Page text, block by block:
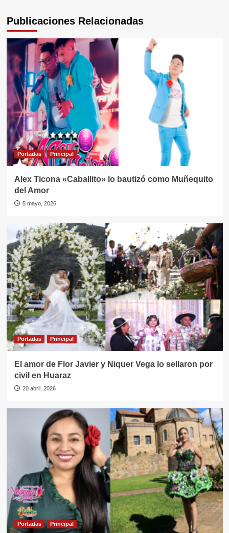
Publicaciones Relacionadas
Portadas Principal
Alex Ticona «Caballito» lo bautizó como Muñequito
del Amor
5 mayo, 2026
Portadas Principal
El amor de Flor Javier y Niquer Vega lo sellaron por
civil en Huaraz
20 abril, 2026
Portadas Principal